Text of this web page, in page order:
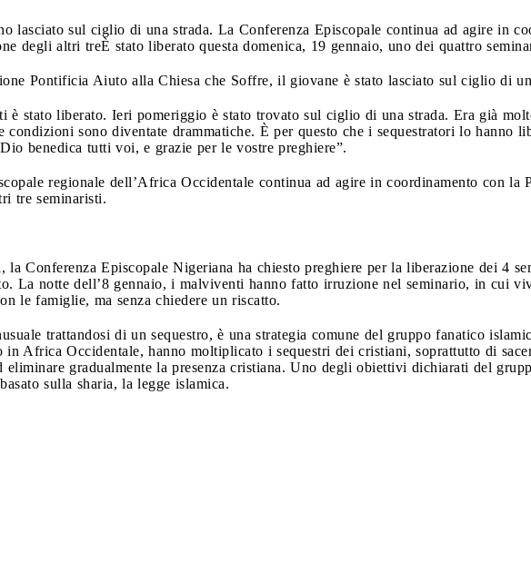
lasciato sul ciglio di una strada. La Conferenza Episcopale continua ad agire in
degli altri treÈ stato liberato questa domenica, 19 gennaio, uno dei quattro
Pontificia Aiuto alla Chiesa che Soffre, il giovane è stato lasciato sul ciglio di
è stato liberato. Ieri pomeriggio è stato trovato sul ciglio di una strada. Era già
condizioni sono diventate drammatiche. È per questo che i sequestratori lo hanno
benedica tutti voi, e grazie per le vostre preghiere”.
regionale dell’Africa Occidentale continua ad agire in coordinamento con la
tre seminaristi.
la Conferenza Episcopale Nigeriana ha chiesto preghiere per la liberazione dei 4
La notte dell’8 gennaio, i malviventi hanno fatto irruzione nel seminario, in cui
le famiglie, ma senza chiedere un riscatto.
trattandosi di un sequestro, è una strategia comune del gruppo fanatico
in Africa Occidentale, hanno moltiplicato i sequestri dei cristiani, soprattutto di
eliminare gradualmente la presenza cristiana. Uno degli obiettivi dichiarati del
sulla sharia, la legge islamica.